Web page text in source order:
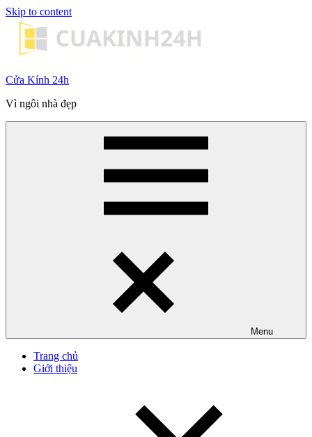
Skip to content
Cửa Kính 24h
Vì ngôi nhà đẹp
Menu
Trang chủ
Giới thiệu